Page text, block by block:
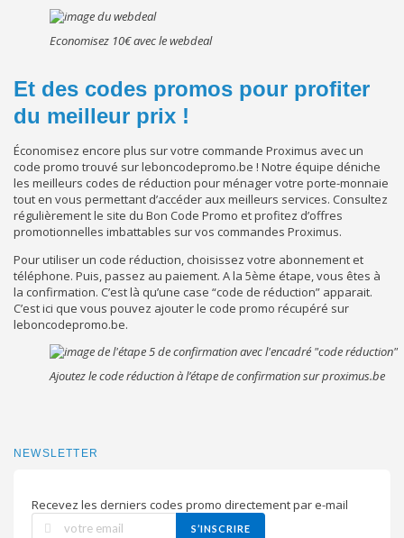
Economisez 10€ avec le webdeal
Et des codes promos pour profiter
du meilleur prix !
Économisez encore plus sur votre commande Proximus avec un
code promo trouvé sur leboncodepromo.be ! Notre équipe déniche
les meilleurs codes de réduction pour ménager votre porte-monnaie
tout en vous permettant d’accéder aux meilleurs services. Consultez
régulièrement le site du Bon Code Promo et profitez d’offres
promotionnelles imbattables sur vos commandes Proximus.
Pour utiliser un code réduction, choisissez votre abonnement et
téléphone. Puis, passez au paiement. A la 5ème étape, vous êtes à
la confirmation. C’est là qu’une case “code de réduction” apparait.
C’est ici que vous pouvez ajouter le code promo récupéré sur
leboncodepromo.be.
Ajoutez le code réduction à l’étape de confirmation sur proximus.be
NEWSLETTER
Recevez les derniers codes promo directement par e-mail
S’INSCRIRE